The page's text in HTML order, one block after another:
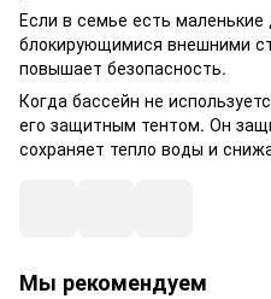
Если в семье есть
блокирующимися внешними
повышает безопасность.
Когда бассейн не
его защитным тентом. Он
сохраняет тепло воды и
Мы рекомендуем